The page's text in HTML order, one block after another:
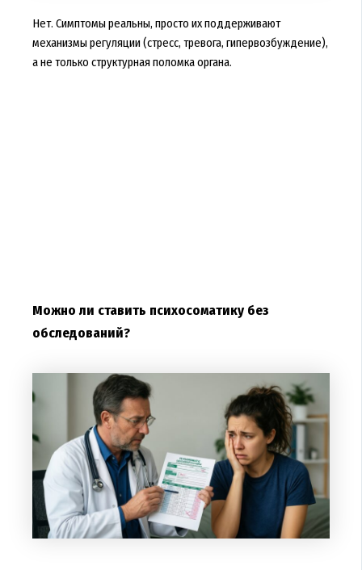
Нет. Симптомы реальны, просто их поддерживают
механизмы регуляции (стресс, тревога, гипервозбуждение),
а не только структурная поломка органа.
Можно ли ставить психосоматику без
обследований?